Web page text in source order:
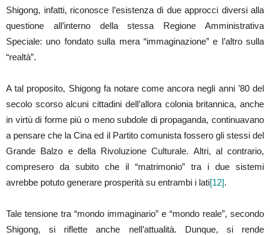
Shigong, infatti, riconosce l’esistenza di due approcci diversi alla
questione all’interno della stessa Regione Amministrativa
Speciale: uno fondato sulla mera “immaginazione” e l’altro sulla
“realtà”.
A tal proposito, Shigong fa notare come ancora negli anni ’80 del
secolo scorso alcuni cittadini dell’allora colonia britannica, anche
in virtù di forme più o meno subdole di propaganda, continuavano
a pensare che la Cina ed il Partito comunista fossero gli stessi del
Grande Balzo e della Rivoluzione Culturale. Altri, al contrario,
compresero da subito che il “matrimonio” tra i due sistemi
avrebbe potuto generare prosperità su entrambi i lati[12].
Tale tensione tra “mondo immaginario” e “mondo reale”, secondo
Shigong, si riflette anche nell’attualità. Dunque, si rende